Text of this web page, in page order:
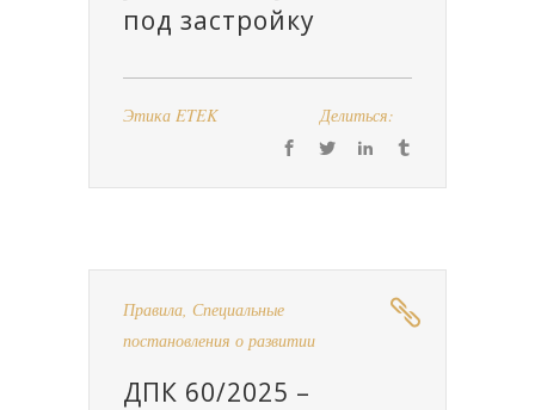
под застройку
Этика ETEK Делиться:
Правила, Специальные
постановления о развитии
ДПК 60/2025 –